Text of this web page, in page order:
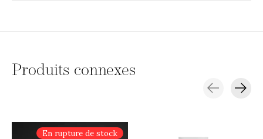
Produits connexes
En rupture de stock